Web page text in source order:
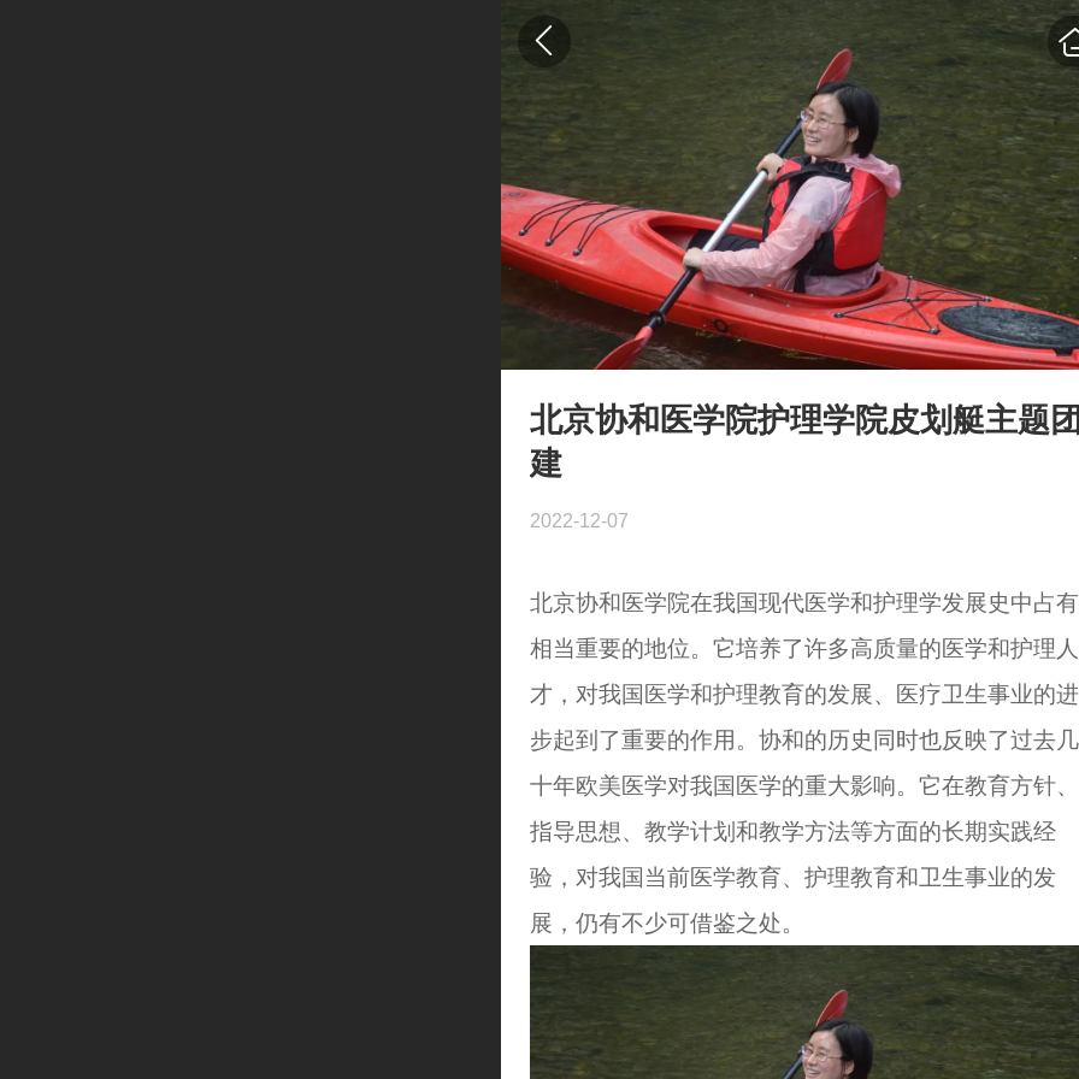
北京协和医学院护理学院皮划艇主题
建
2022-12-07
北京协和医学院在我国现代医学和护理学发展史中占有
相当重要的地位。它培养了许多高质量的医学和护理人
才，对我国医学和护理教育的发展、医疗卫生事业的进
步起到了重要的作用。协和的历史同时也反映了过去几
十年欧美医学对我国医学的重大影响。它在教育方针、
指导思想、教学计划和教学方法等方面的长期实践经
验，对我国当前医学教育、护理教育和卫生事业的发
展，仍有不少可借鉴之处。